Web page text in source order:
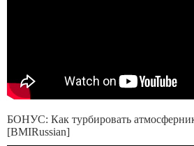
БОНУС: Как турбировать
[BMIRussian]